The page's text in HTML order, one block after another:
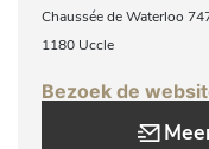
Chaussée de Waterloo
1180 Uccle
Bezoek de